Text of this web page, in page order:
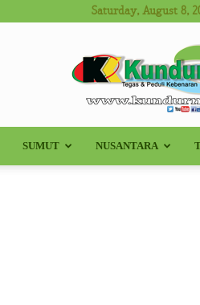
Saturday, August 8,
SUMUT NUSANTARA